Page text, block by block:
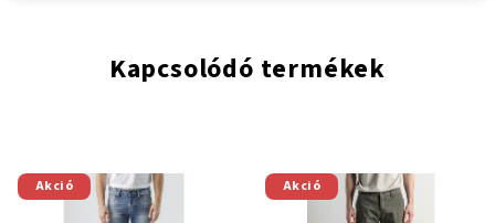
Kapcsolódó termékek
Akció Akció